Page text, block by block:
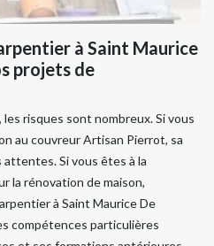
à Saint Maurice
projets de
risques sont nombreux. Si vous
au couvreur Artisan Pierrot, sa
Si vous êtes à la
la rénovation de maison,
à Saint Maurice De
compétences particulières